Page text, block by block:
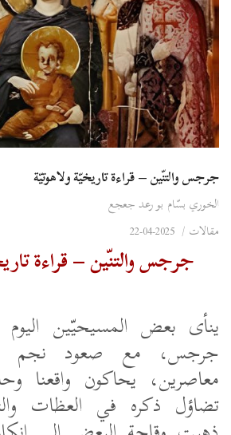
جرجس والتنّين – قراءة تاريخيّة ولاهوتيّة
الخوري بسّام بو رعد جعجع
مقالات /
جرجس والتنّين – قراءة
ينأى بعض المسيحيّين اليوم
جرجس، مع صعود نجم
معاصرين، يحاكون واقعنا
تضاؤل ذكره في العظات